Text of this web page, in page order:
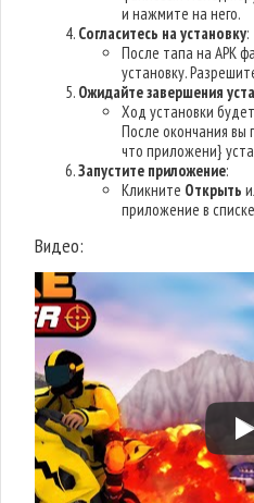
и нажмите на него.
Согласитесь на установку:
После тапа на APK
установку.
Ожидайте завершения
Ход установки
После окончания вы
что приложени}
Запустите приложение:
Кликните Открыть
приложение в
Видео: